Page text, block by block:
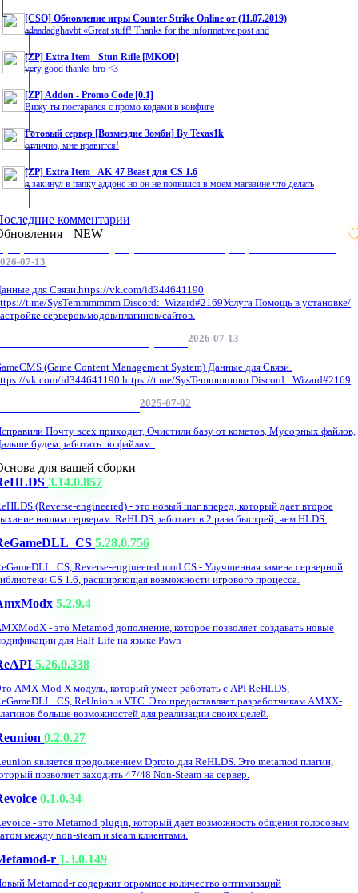
[CSO] Обновление игры Counter Strike Online от (11.07.2019)
adaadadghavbt «Great stuff! Thanks for the informative post and
[ZP] Extra Item - Stun Rifle [MKOD]
very good thanks bro <3
[ZP] Addon - Promo Code [0.1]
Вижу ты постарался с промо кодами в конфиге
Готовый сервер [Возмездие Зомби] By Texas1k
отлично, мне нравится!
[ZP] Extra Item - AK-47 Beast для CS 1.6
я закинул в папку аддонс но он не появился в моем магазине что делать
комментарии
NEW
07-13
для Связи.https://vk.com/id344641190
t.me/SysTemmmmmm Discord: Wizard#2169Услуга Помощь в установке/
серверов/модов/плагинов/сайтов.
2026-07-13
(Game Content Management System) Данные для Связи.
vk.com/id344641190 https://t.me/SysTemmmmmm Discord: Wizard#2169
2025-07-02
Почту всех приходит, Очистили базу от кометов, Мусорных файлов,
будем работать по файлам.
для вашей сборки
3.14.0.857
(Reverse-engineered) - это новый шаг вперед, который дает второе
нашим серверам. ReHLDS работает в 2 раза быстрей, чем HLDS.
5.28.0.756
Reverse-engineered mod CS - Улучшенная замена серверной
CS 1.6, расширяющая возможности игрового процесса.
5.2.9.4
- это Metamod дополнение, которое позволяет создавать новые
для Half-Life на языке Pawn
5.26.0.338
AMX Mod X модуль, который умеет работать с API ReHLDS,
ReUnion и VTC. Это предоставляет разработчикам AMXX-
больше возможностей для реализации своих целей.
0.2.0.27
является продолжением Dproto для ReHLDS. Это metamod плагин,
позволяет заходить 47/48 Non-Steam на сервер.
0.1.0.34
- это Metamod plugin, который дает возможность общения голосовым
между non-steam и steam клиентами.
r 1.3.0.149
Metamod-r содержит огромное количество оптимизаций